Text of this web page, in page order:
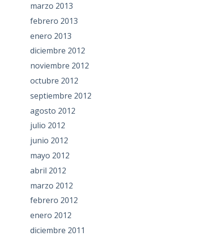
marzo 2013
febrero 2013
enero 2013
diciembre 2012
noviembre 2012
octubre 2012
septiembre 2012
agosto 2012
julio 2012
junio 2012
mayo 2012
abril 2012
marzo 2012
febrero 2012
enero 2012
diciembre 2011